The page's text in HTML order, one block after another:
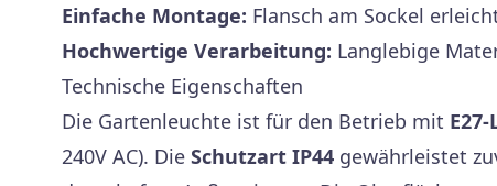
Einfache Montage: Flansch am Sockel
Hochwertige Verarbeitung: Langlebige
Technische Eigenschaften
Die Gartenleuchte ist für den Betrieb mit
240V AC). Die Schutzart IP44 gewährleistet